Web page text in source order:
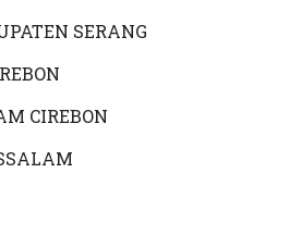
SERANG
CIREBON